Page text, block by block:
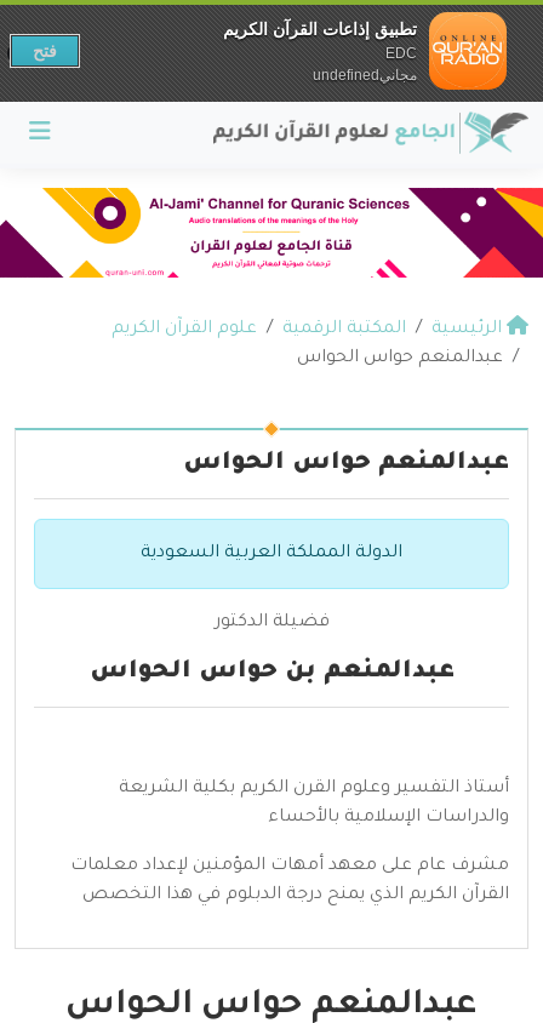
الرئيسية المكتبة الرقمية
علوم القرآن الكريم
عبدالمنعم حواس الحواس
عبدالمنعم حواس الحواس
الدولة المملكة العربية السعودية
فضيلة الدكتور
عبدالمنعم بن حواس الحواس
أستاذ التفسير وعلوم القرن الكريم بكلية الشريعة
والدراسات الإسلامية بالأحساء
مشرف عام على معهد أمهات المؤمنين لإعداد معلمات
القرآن الكريم الذي يمنح درجة الدبلوم في هذا التخصص
عبدالمنعم حواس الحواس
تطبيق إذاعات القرآن الكريم
EDC
مجانيundefined
فتح